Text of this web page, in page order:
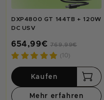
DXP4800 GT 144TB + 120W
DC USV
654,99€ 769,99€
(10)
Mehr erfahren
Kaufen